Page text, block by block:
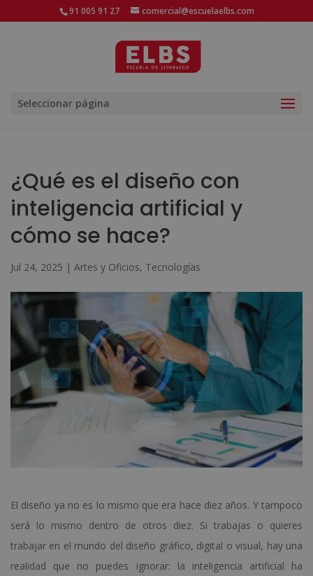
91 005 91 27 comercial@escuelaelbs.com
Seleccionar página
¿Qué es el diseño con
inteligencia artificial y
cómo se hace?
Jul 24, 2025 | Artes y Oficios, Tecnologías
El diseño ya no es lo mismo que era hace diez años. Y tampoco
será lo mismo dentro de otros diez. Si trabajas o quieres
trabajar en el mundo del diseño gráfico, digital o visual, hay una
realidad que no puedes ignorar: la inteligencia artificial ha